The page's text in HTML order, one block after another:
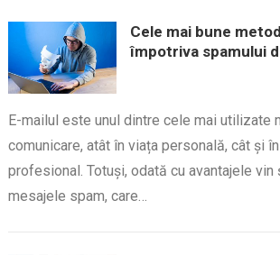
Cele mai bune
împotriva spamului
E-mailul este unul dintre cele mai utilizate
comunicare, atât în viața personală, cât și
profesional. Totuși, odată cu avantajele
mesajele spam, care…